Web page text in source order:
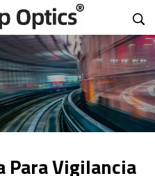
Para Vigilancia